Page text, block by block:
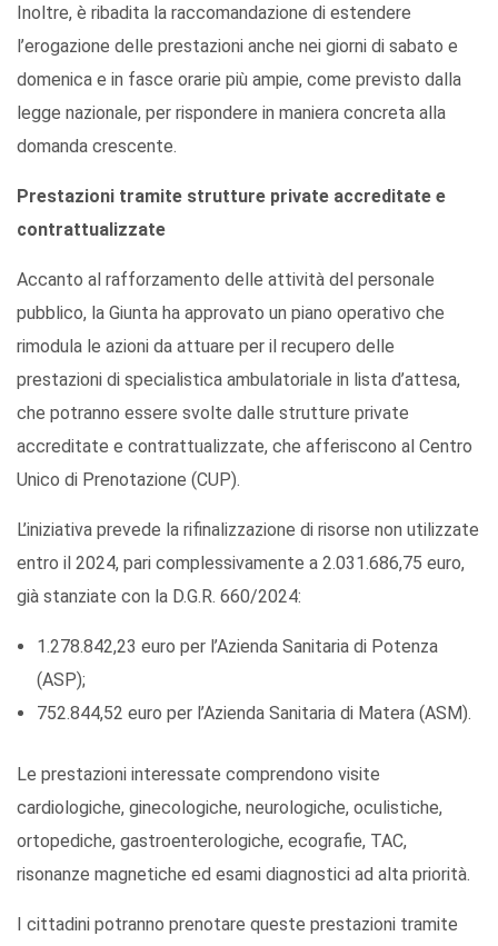
Inoltre, è ribadita la raccomandazione di estendere
l’erogazione delle prestazioni anche nei giorni di sabato e
domenica e in fasce orarie più ampie, come previsto dalla
legge nazionale, per rispondere in maniera concreta alla
domanda crescente.
Prestazioni tramite strutture private accreditate e
contrattualizzate
Accanto al rafforzamento delle attività del personale
pubblico, la Giunta ha approvato un piano operativo che
rimodula le azioni da attuare per il recupero delle
prestazioni di specialistica ambulatoriale in lista d’attesa,
che potranno essere svolte dalle strutture private
accreditate e contrattualizzate, che afferiscono al Centro
Unico di Prenotazione (CUP).
L’iniziativa prevede la rifinalizzazione di risorse non utilizzate
entro il 2024, pari complessivamente a 2.031.686,75 euro,
già stanziate con la D.G.R. 660/2024:
1.278.842,23 euro per l’Azienda Sanitaria di Potenza
(ASP);
752.844,52 euro per l’Azienda Sanitaria di Matera (ASM).
Le prestazioni interessate comprendono visite
cardiologiche, ginecologiche, neurologiche, oculistiche,
ortopediche, gastroenterologiche, ecografie, TAC,
risonanze magnetiche ed esami diagnostici ad alta priorità.
I cittadini potranno prenotare queste prestazioni tramite